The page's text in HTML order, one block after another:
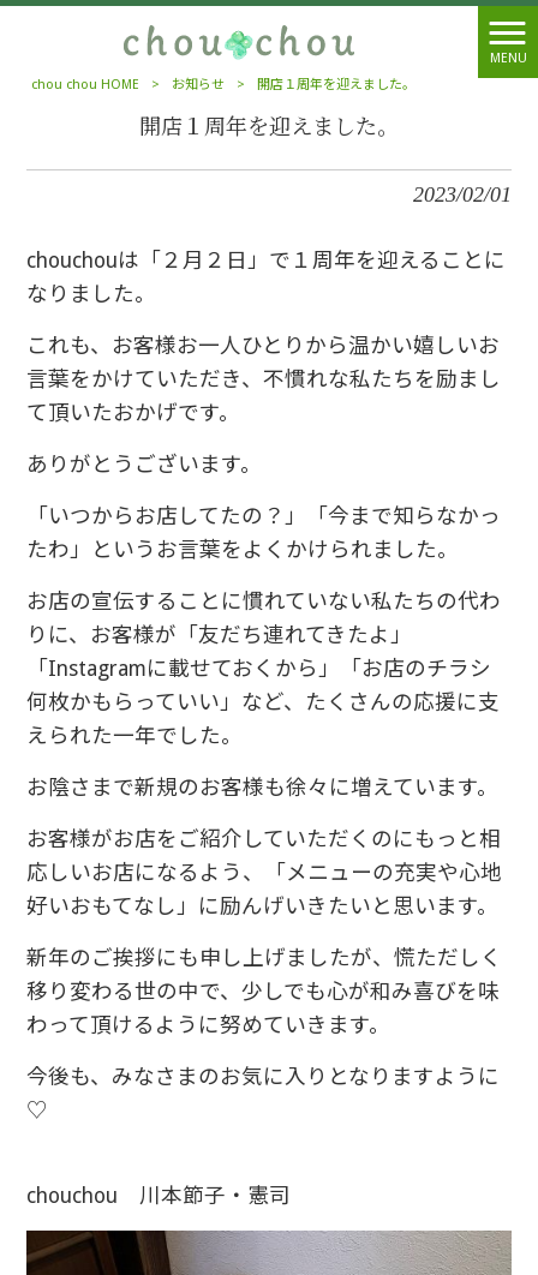
MENU
chou chou HOME
> お知らせ > 開店１周年を迎えました。
開店１周年を迎えました。
2023/02/01
chouchouは「２月２日」で１周年を迎えることに
なりました。
これも、 お客様お一人ひとり から温かい嬉しいお
言葉をかけていただき、不慣れな私たちを励まし
て頂いた おかげです。
ありがとうございます。
「いつからお店してたの？」「今まで知らなかっ
たわ」というお言葉をよくかけられました。
お店の宣伝することに慣れていない私たちの代わ
りに、お客様が「友だち連れてきたよ」
「Instagramに載せておくから」「お店のチラシ
何枚かもらっていい」など、たくさんの応援に支
えられた一年でした。
お陰さまで新規のお客様も徐々に増えています。
お客様がお店をご紹介していただくのにもっと相
応しいお店になるよう、「メニューの充実や心地
好いおもてなし」に励んげいきたいと思います。
新年のご挨拶にも申し上げましたが、慌ただしく
移り変わる世の中で、少しでも心が和み喜びを味
わって頂けるように努めていきます。
今後も、みなさまのお気に入りとなりますように
♡
chouchou 川本節子・憲司